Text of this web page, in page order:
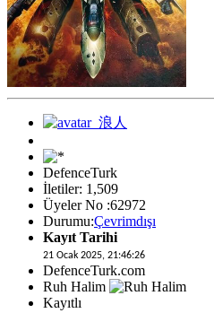
DefenceTurk
İletiler: 1,509
Üyeler No :62972
Durumu:Çevrimdışı
Kayıt Tarihi
21 Ocak 2025, 21:46:26
DefenceTurk.com
Ruh Halim
Kayıtlı